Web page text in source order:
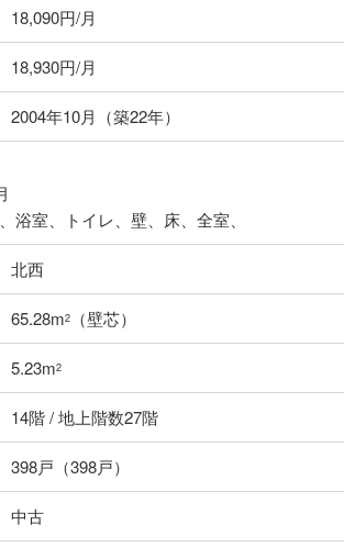
会社に購入相談をする
閉じる
18,090円/月
18,930円/月
2004年10月（築22年）
浴室、トイレ、壁、床、全室、
北西
65.28m2 （壁芯）
5.23m2
14階 / 地上階数27階
398戸（398戸）
中古